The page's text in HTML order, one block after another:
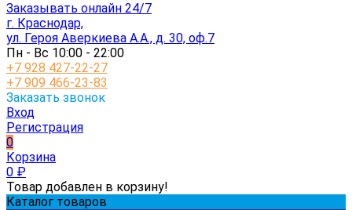
Заказывать онлайн 24/7
г. Краснодар,
ул. Героя Аверкиева А.А., д. 30, оф.7
Пн - Вс 10:00 - 22:00
+7 928 427-22-27
+7 909 466-23-83
Заказать звонок
Вход
Регистрация
0
Корзина
0 ₽
Товар добавлен в корзину!
Каталог товаров